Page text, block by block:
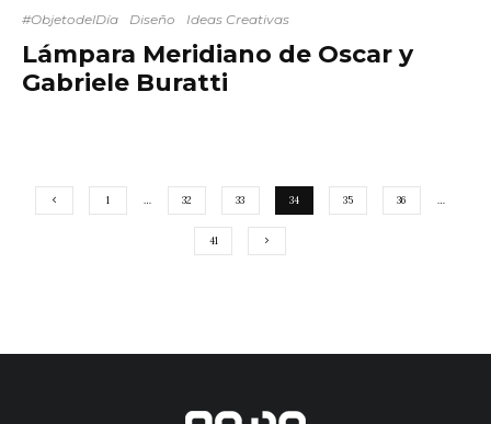
#ObjetodelDía Diseño Ideas Creativas
Lámpara Meridiano de Oscar y
Gabriele Buratti
1 … 32 33 34 35 36 …
41